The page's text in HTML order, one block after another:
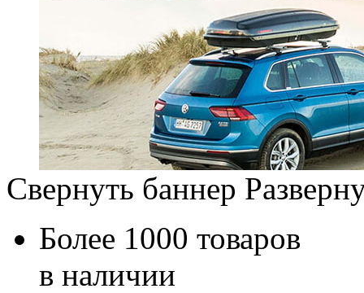
Свернуть баннер
Более 1000 товаров
в наличии